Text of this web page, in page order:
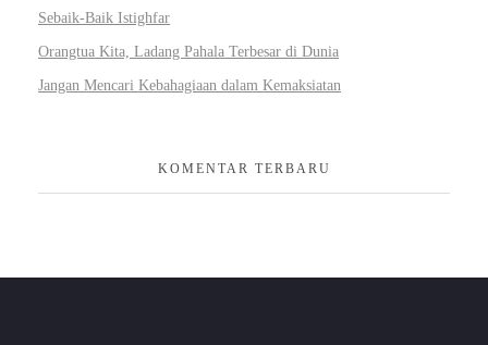
Sebaik-Baik Istighfar
Orangtua Kita, Ladang Pahala Terbesar di Dunia
Jangan Mencari Kebahagiaan dalam Kemaksiatan
KOMENTAR TERBARU